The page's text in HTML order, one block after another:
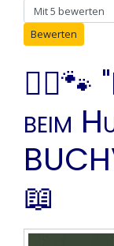
Bitte bewerten
👩‍⚕️🐾
beim
📖